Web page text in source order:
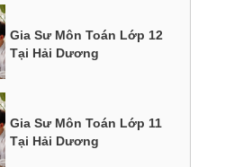
Gia Sư Môn Toán Lớp 12
Tại Hải Dương
Gia Sư Môn Toán Lớp 11
Tại Hải Dương